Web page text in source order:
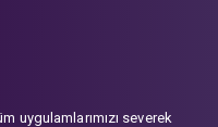
uygulamlarımızı severek